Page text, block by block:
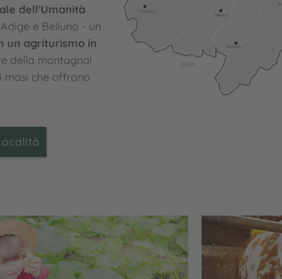
dell'Umanità
e Belluno - un
un agriturismo in
della montagna!
masi che offrono